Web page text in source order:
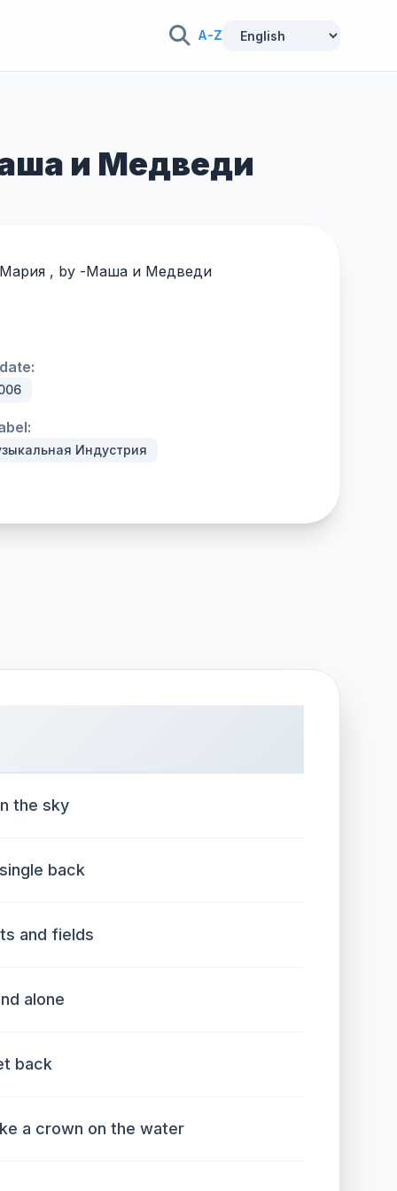
A-Z
и Медведи
, by -Маша и Медведи
Индустрия
the sky
back
and fields
alone
back
a crown on the water